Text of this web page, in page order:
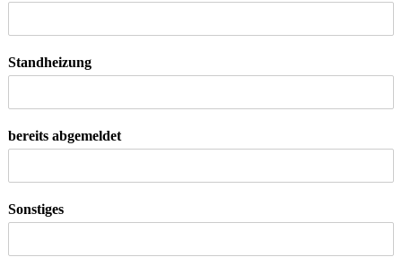
Standheizung
bereits abgemeldet
Sonstiges